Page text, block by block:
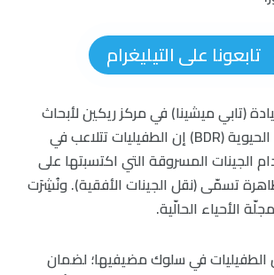
تابعونا على التيليغرام
(تابي ميشينا) في مركز ريكين لأبحاث
ديناميكا للأنظمة الحيوية (BDR) إن الطفيليات تتلاعب في
الجينات المسروقة التي اكتسبتها على
تسمّى (نقل الجينات الأفقية). ونُشِرَت
الأحياء الحالّية.
الطفيليات في سلوك مضيفيها؛ لضمان